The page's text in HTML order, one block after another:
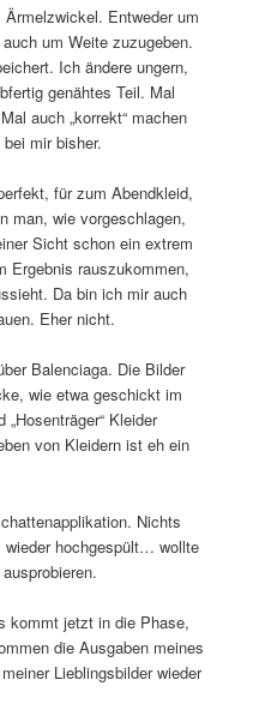
Entweder um
um Weite zuzugeben.
Ich ändere ungern,
genähtes Teil. Mal
auch „korrekt“ machen
mir bisher.
für zum Abendkleid,
man, wie vorgeschlagen,
Sicht schon ein extrem
Ergebnis rauszukommen,
Da bin ich mir auch
Eher nicht.
Balenciaga. Die Bilder
wie etwa geschickt im
Kleider
von Kleidern ist eh ein
Nichts
wieder hochgespült… wollte
kommt jetzt in die Phase,
die Ausgaben meines
Lieblingsbilder wieder